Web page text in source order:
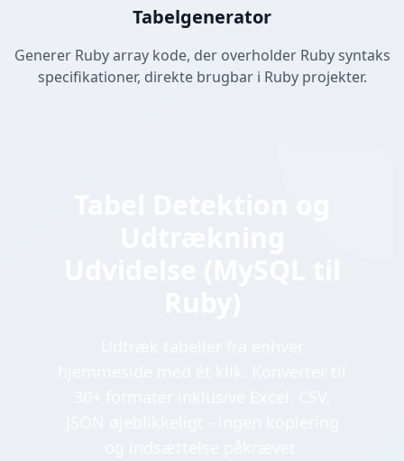
Tabelgenerator
Generer Ruby array kode, der overholder Ruby syntaks
specifikationer, direkte brugbar i Ruby projekter.